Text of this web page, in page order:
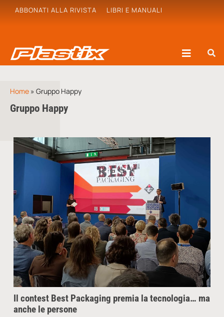
ABBONATI ALLA RIVISTA LIBRI E MANUALI
Home » Gruppo Happy
Gruppo Happy
Il contest Best Packaging premia la tecnologia… ma
anche le persone